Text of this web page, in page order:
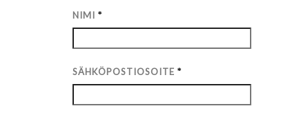
NIMI*
SÄHKÖPOSTIOSOITE*